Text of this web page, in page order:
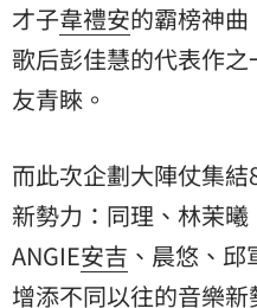
才子韋禮安的霸榜神曲
歌后彭佳慧的代表作
友青睞。
而此次企劃大陣仗集結
新勢力：同理、林茉曦
ANGIE安吉 、晨悠、
增添不同以往的音樂